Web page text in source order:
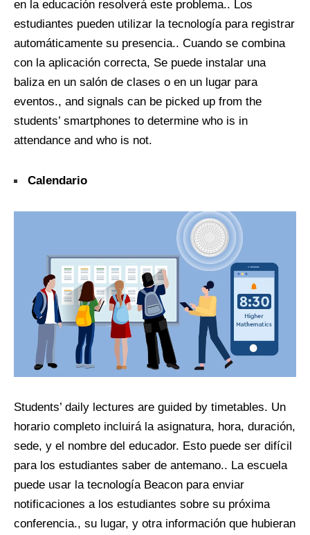
en la educación resolverá este problema.. Los
estudiantes pueden utilizar la tecnología para registrar
automáticamente su presencia.. Cuando se combina
con la aplicación correcta, Se puede instalar una
baliza en un salón de clases o en un lugar para
eventos., and signals can be picked up from the
students’ smartphones to determine who is in
attendance and who is not.
Calendario
Students’ daily lectures are guided by timetables. Un
horario completo incluirá la asignatura, hora, duración,
sede, y el nombre del educador. Esto puede ser difícil
para los estudiantes saber de antemano.. La escuela
puede usar la tecnología Beacon para enviar
notificaciones a los estudiantes sobre su próxima
conferencia., su lugar, y otra información que hubieran